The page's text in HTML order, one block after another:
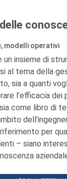
modelli operativi
insieme di
al tema della
sia a quanti
l’efficacia dei
come libro di
per
– siano